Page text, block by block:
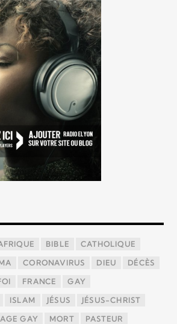
BIBLE CATHOLIQUE
CORONAVIRUS DIEU DÉCÈS
FRANCE GAY
ISLAM JÉSUS JÉSUS-CHRIST
GAY MORT PASTEUR